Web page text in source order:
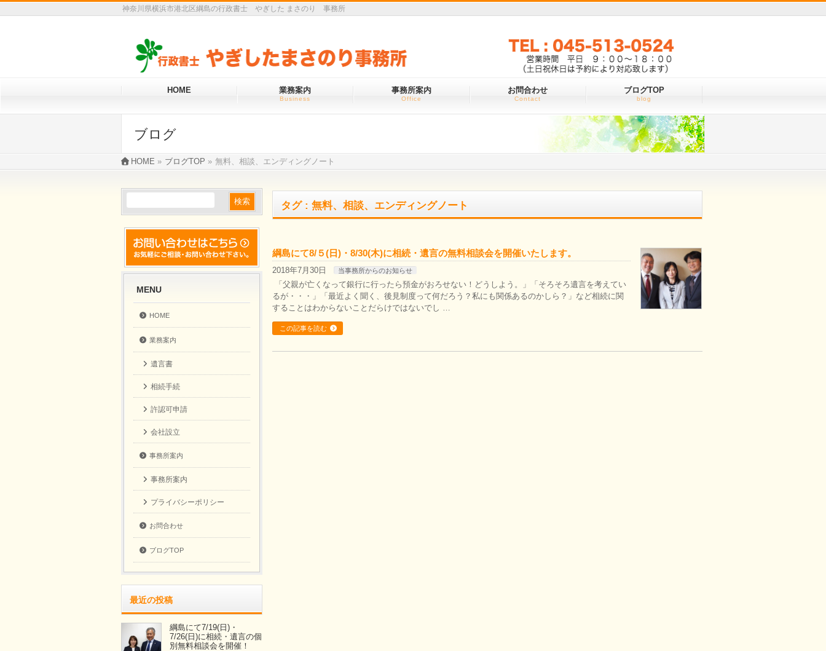
神奈川県横浜市港北区綱島の行政書士 やぎした まさのり 事務所
お気軽にお問い合わせください
TEL 045-513-0524
営業時間 平日 ９：００～１８：００
（土日祝休日は予約により対応致します）
HOME 業務案内
Business
事務所案内
Office
お問合わせ
Contact
ブログTOP
blog
ブログ
HOME » ブログTOP » 無料、相談、エンディングノート
タグ : 無料、相談、エンディングノート
綱島にて8/５(日)・8/30(木)に相続・遺言の無料相談会を開催いたします。
2018年7月30日 当事務所からのお知らせ
「父親が亡くなって銀行に行ったら預金がおろせない！どうしよう。」「そろそろ遺言を考えてい
るが・・・」「最近よく聞く、後見制度って何だろう？私にも関係あるのかしら？」など相続に関
することはわからないことだらけではないでし …
この記事を読む
MENU
HOME
業務案内
遺言書
相続手続
許認可申請
会社設立
事務所案内
事務所案内
プライバシーポリシー
お問合わせ
ブログTOP
最近の投稿
綱島にて7/19(日)・
7/26(日)に相続・遺言の個
別無料相談会を開催！